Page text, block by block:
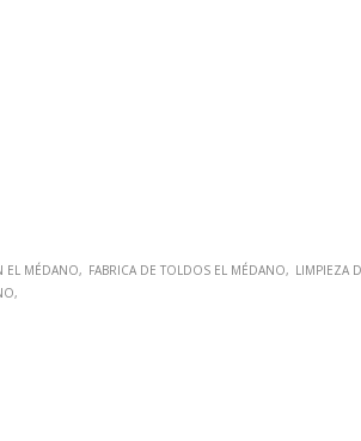
EL MÉDANO FABRICA DE TOLDOS EL MÉDANO LIMPIEZA